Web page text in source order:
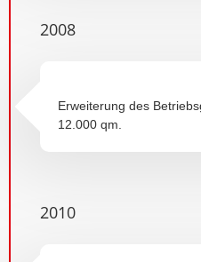
Erweiterung des
12.000 qm.
2008
2010